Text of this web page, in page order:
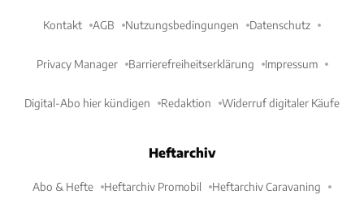
Kontakt AGB Nutzungsbedingungen Datenschutz
Privacy Manager Barrierefreiheitserklärung Impressum
Digital-Abo hier kündigen Redaktion Widerruf digitaler Käufe
Heftarchiv
Abo & Hefte Heftarchiv Promobil Heftarchiv Caravaning